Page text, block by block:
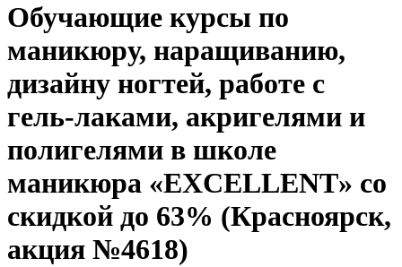
Обучающие курсы по
маникюру, наращиванию,
дизайну ногтей, работе с
гель-лаками, акригелями и
полигелями в школе
маникюра «EXCELLENT» со
скидкой до 63% (Красноярск,
акция №4618)